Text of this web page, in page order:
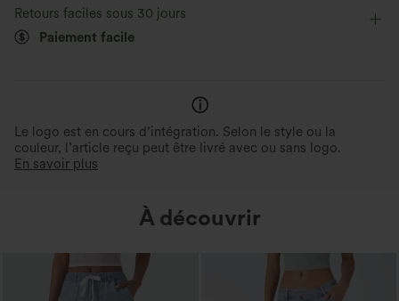
Retours faciles sous 30 jours
Paiement facile
Le logo est en cours d’intégration. Selon le style ou la
couleur, l’article reçu peut être livré avec ou sans logo.
En savoir plus
À découvrir